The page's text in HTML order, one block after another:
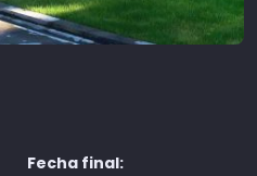
Fecha final: